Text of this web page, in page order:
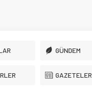
GÜNDEM
GAZETELER